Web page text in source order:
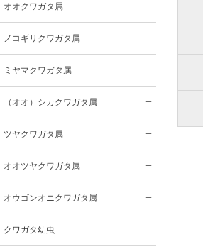
オオクワガタ属
ノコギリクワガタ属
ミヤマクワガタ属
（オオ）シカクワガタ属
ツヤクワガタ属
オオツヤクワガタ属
オウゴンオニクワガタ属
クワガタ幼虫